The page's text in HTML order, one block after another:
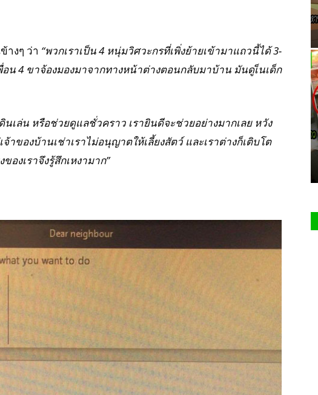
างๆ ว่า “พวกเราเป็น 4 หนุ่มวิศวะกรที่เพิ่งย้ายเข้ามาแถวนี้ได้ 3-
อน 4 ขาจ้องมองมาจากทางหน้าต่างตอนกลับมาบ้าน มันดูเ็นเด็ก
เล่น หรือช่วยดูแลชั่วคราว เรายินดีจะช่วยอย่างมากเลย หวัง
าของบ้านเช่าเราไม่อนุญาตให้เลี้ยงสัตว์ และเราต่างก็เติบโต
องเราจึงรู้สึกเหงามาก”